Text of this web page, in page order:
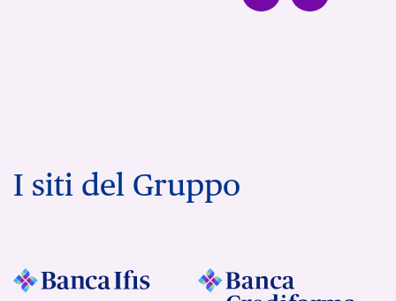
I siti del Gruppo